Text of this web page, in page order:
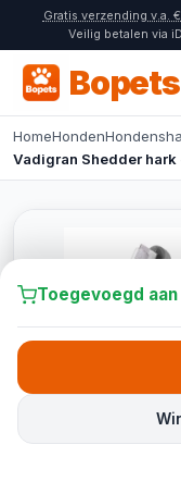
Gratis verzending v.a.
Veilig betalen via
Bopets
HomeHonden
Vadigran Shedder hark
Toegevoegd